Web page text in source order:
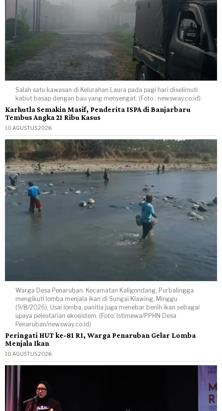
Salah satu kawasan di Kelurahan Laura pada pagi hari diselimuti
kabut basap dengan bau yang menyengat. (Foto : newsway.co.id)
Karhutla Semakin Masif, Penderita ISPA di Banjarbaru
Tembus Angka 21 Ribu Kasus
10 AGUSTUS 2026
Warga Desa Penaruban, Kecamatan Kaligondang, Purbalingga
mengikuti lomba menjala ikan di Sungai Klawing, Minggu
(9/8/2026). Usai lomba, panitia juga menebar benih ikan sebagai
upaya pelestarian ekosistem. (Foto: Istimewa/PPHN Desa
Penaruban/newsway.co.id)
Peringati HUT ke-81 RI, Warga Penaruban Gelar Lomba
Menjala Ikan
10 AGUSTUS 2026